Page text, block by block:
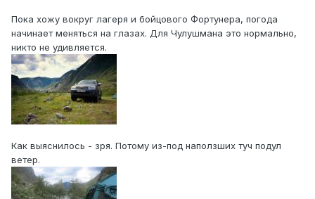
Пока хожу вокруг лагеря и бойцового Фортунера, погода
начинает меняться на глазах. Для Чулушмана это нормально,
никто не удивляется.
Как выяснилось - зря. Потому из-под наползших туч подул
ветер.